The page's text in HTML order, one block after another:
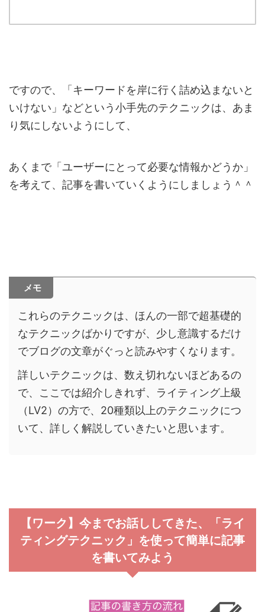
ですので、「キーワードを岸に行く詰め込まないと
いけない」などという小手先のテクニックは、あま
り気にしないようにして、
あくまで「ユーザーにとって必要な情報かどうか」
を考えて、記事を書いていくようにしましょう＾＾
メモ
これらのテクニックは、ほんの一部で超基礎的
なテクニックばかりですが、少し意識するだけ
でブログの文章がぐっと読みやすくなります。
詳しいテクニックは、数え切れないほどあるの
で、ここでは紹介しきれず、ライティング上級
（LV2）の方で、20種類以上のテクニックにつ
いて、詳しく解説していきたいと思います。
【ワーク】今までお話ししてきた、「ライ
ティングテクニック」を使って簡単に記事
を書いてみよう